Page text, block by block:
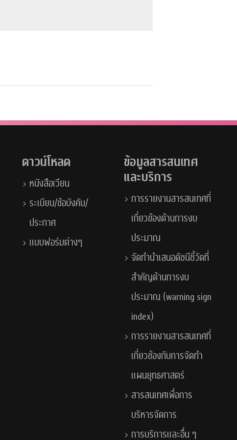
ดาวน์โหลด
หนังสือเวียน
ระเบียบ/ข้อบังคับ/
ประกาศ
แบบฟอร์มต่างๆ
ข้อมูลสารสนเทศ
และบริการ
การรายงานสารสนเทศที่
เกี่ยวข้องด้านการงบ
ประมาณ
จัดทำนำเสนอดัชนีชี้วัดที่
สำคัญด้านการงบ
ประมาณ (warning sign
index)
การรายงานสารสนเทศที่
เกี่ยวข้องกับการจัดทำ
แผนยุทธศาสตร์
สารสนเทศเพื่อการ
บริหารจัดการ
การบริการและอื่น ๆ